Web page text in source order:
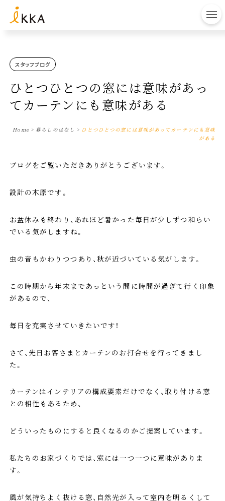
スタッフブログ
ひとつひとつの窓には意味があっ
てカーテンにも意味がある
Home> 暮らしのはなし > ひとつひとつの窓には意味があってカーテンにも意味
がある
ブログをご覧いただきありがとうございます。
設計の木原です。
お盆休みも終わり、あれほど暑かった毎日が少しずつ和らい
でいる気がしますね。
虫の音もかわりつつあり、秋が近づいている気がします。
この時期から年末まであっという間に時間が過ぎて行く印象
があるので、
毎日を充実させていきたいです！
さて、先日お客さまとカーテンのお打合せを行ってきまし
た。
カーテンはインテリアの構成要素だけでなく、取り付ける窓
との相性もあるため、
どういったものにすると良くなるのかご提案しています。
私たちのお家づくりでは、窓には一つ一つに意味がありま
す。
風が気持ちよく抜ける窓、自然光が入って室内を明るくして